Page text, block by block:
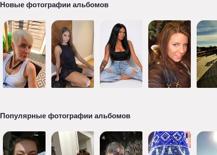
Новые фотографии альбомов
Популярные фотографии альбомов